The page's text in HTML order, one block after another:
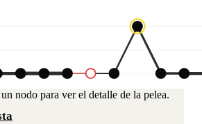
nodo para ver el detalle de la pelea.